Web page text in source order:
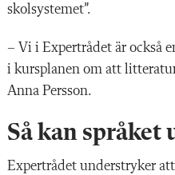
skolsystemet”.
– Vi i Expertrådet är också
i kursplanen om att
Anna Persson.
Så kan språket
Expertrådet understryker